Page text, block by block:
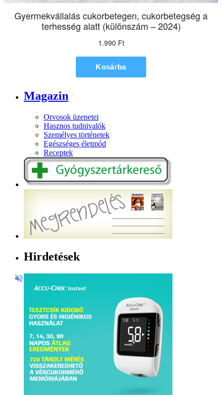
Magazin
Orvosok üzenetei
Hasznos tudnivalók
Személyes történetek
Egészséges életmód
Receptek
Hirdetések